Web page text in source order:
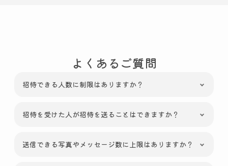
よくあるご質問
招待できる人数に制限はありますか？
招待を受けた人が招待を送ることはできますか？
送信できる写真やメッセージ数に上限はありますか？